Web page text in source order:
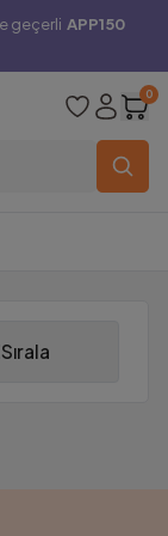
geçerli APP150
0
Sırala